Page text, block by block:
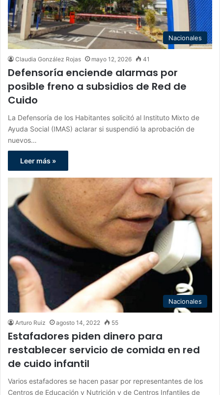
Nacionales
Claudia González Rojas mayo 12, 2026 41
Defensoría enciende alarmas por
posible freno a subsidios de Red de
Cuido
La Defensoría de los Habitantes solicitó al Instituto Mixto de
Ayuda Social (IMAS) aclarar si suspendió la aprobación de
nuevos…
Leer más »
Nacionales
Arturo Ruiz agosto 14, 2022 55
Estafadores piden dinero para
restablecer servicio de comida en red
de cuido infantil
Varios estafadores se hacen pasar por representantes de los
Centros de Educación y Nutrición y de Centros Infantiles de